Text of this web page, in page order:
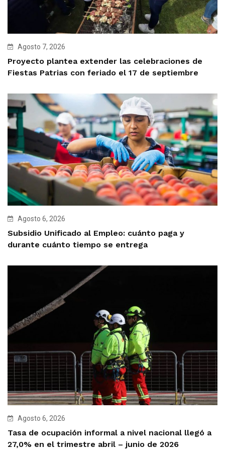
Agosto 7, 2026
Proyecto plantea extender las celebraciones de
Fiestas Patrias con feriado el 17 de septiembre
Agosto 6, 2026
Subsidio Unificado al Empleo: cuánto paga y
durante cuánto tiempo se entrega
Agosto 6, 2026
Tasa de ocupación informal a nivel nacional llegó a
27,0% en el trimestre abril – junio de 2026